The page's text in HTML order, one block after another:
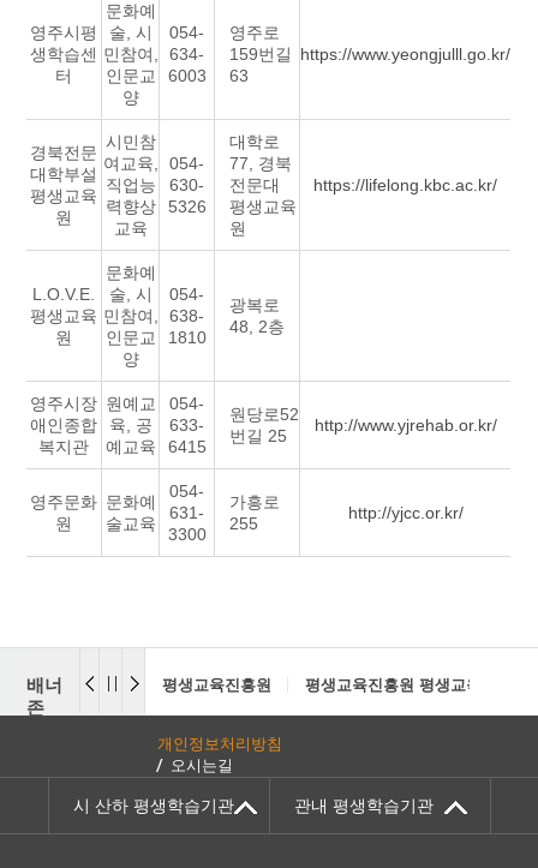
영주시평
생학습센
터
문화예
술, 시
민참여,
인문교
양
054-
634-
6003
영주로
159번길
63
https://www.yeongjulll.go.kr/
경북전문
대학부설
평생교육
원
시민참
여교육,
직업능
력향상
교육
054-
630-
5326
대학로
77, 경북
전문대
평생교육
원
https://lifelong.kbc.ac.kr/
L.O.V.E.
평생교육
원
문화예
술, 시
민참여,
인문교
양
054-
638-
1810
광복로
48, 2층
영주시장
애인종합
복지관
원예교
육, 공
예교육
054-
633-
6415
원당로52
번길 25
http://www.yjrehab.or.kr/
영주문화
원
문화예
술교육
054-
631-
3300
가흥로
255
http://yjcc.or.kr/
배너
존
평생교육진흥원 평생교육진흥원 평생교육센터
개인정보처리방침
오시는길
시 산하 평생학습기관 관내 평생학습기관